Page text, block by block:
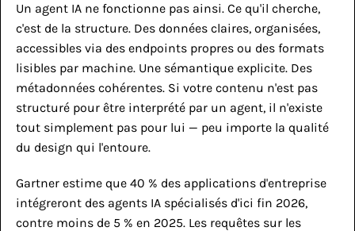
Un agent IA ne fonctionne pas ainsi. Ce qu'il cherche,
c'est de la structure. Des données claires, organisées,
accessibles via des endpoints propres ou des formats
lisibles par machine. Une sémantique explicite. Des
métadonnées cohérentes. Si votre contenu n'est pas
structuré pour être interprété par un agent, il n'existe
tout simplement pas pour lui — peu importe la qualité
du design qui l'entoure.
Gartner estime que 40 % des applications d'entreprise
intégreront des agents IA spécialisés d'ici fin 2026,
contre moins de 5 % en 2025. Les requêtes sur les